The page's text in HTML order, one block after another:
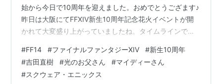
始から今日で10周年を迎えました。おめでとうござます♪
昨日は大阪にてFFXIV新生10周年記念花火イベントが開
かれて大変盛り上がっていましたね。タイムラインで見
そして、今日から新生祭2023がスタートします。マウン
ト『リボーン・フェニックスホイッスル』が貰えるので
必ずゲットしたいですね。今日の夜20時からはファミ通
#FF14 #ファイナルファンタジーXIV #新生10周年
#吉田直樹 #光のお父さん #マイディーさん
#スクウェア・エニックス